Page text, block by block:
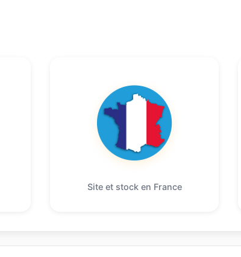
Site et stock en France